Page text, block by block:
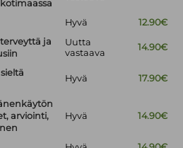
Hyvä
12.90€
ja
Uutta
vastaava
14.90€
Hyvä 17.90€
arviointi,
Hyvä 14.90€